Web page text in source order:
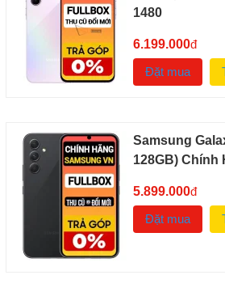
1480
6.199.000đ
Đặt mua
Samsung
128GB) Chính
5.899.000đ
Đặt mua